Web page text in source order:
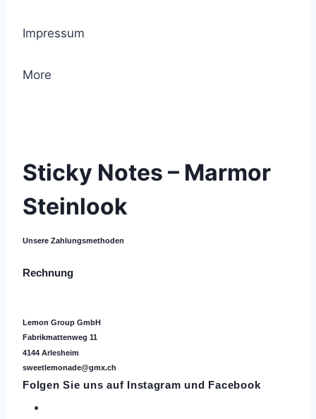
Impressum
More
Sticky Notes – Marmor
Steinlook
Unsere Zahlungsmethoden
Rechnung
Lemon Group GmbH
Fabrikmattenweg 11
4144 Arlesheim
sweetlemonade@gmx.ch
Folgen Sie uns auf Instagram und Facebook